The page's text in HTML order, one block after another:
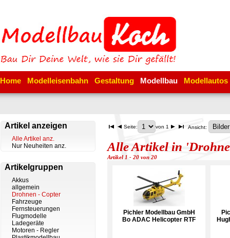
Home Modelleisenbahn Gestaltung Modellbau Modellautos
Artikel anzeigen
Alle Artikel anz.
Nur Neuheiten anz.
Artikelgruppen
Akkus
allgemein
Drohnen - Copter
Fahrzeuge
Fernsteuerungen
Flugmodelle
Ladegeräte
Motoren - Regler
Seite: von 1 Ansicht:
Alle Artikel in
Artikel 1 - 20 von 20
Pichler Modellbau GmbH
Bo ADAC Helicopter RTF